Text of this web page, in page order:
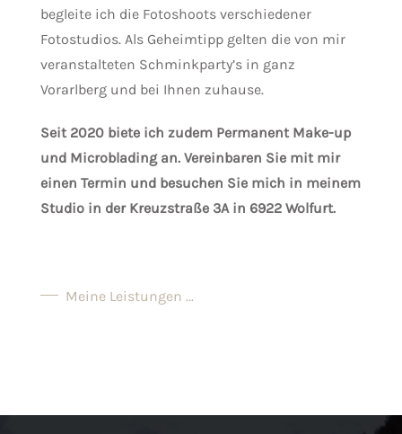
begleite ich die Fotoshoots verschiedener
Fotostudios. Als Geheimtipp gelten die von mir
veranstalteten Schminkparty’s in ganz
Vorarlberg und bei Ihnen zuhause.
Seit 2020 biete ich zudem Permanent Make-up
und Microblading an. Vereinbaren Sie mit mir
einen Termin und besuchen Sie mich in meinem
Studio in der Kreuzstraße 3A in 6922 Wolfurt.
Meine Leistungen ...